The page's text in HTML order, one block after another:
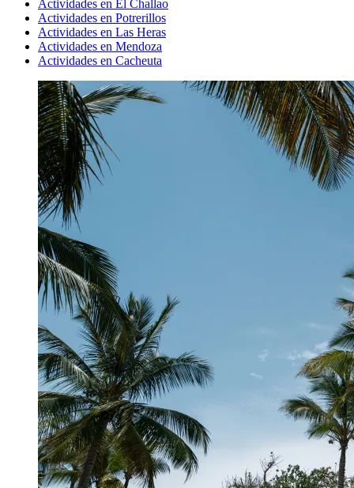
Actividades en El Challao
Actividades en Potrerillos
Actividades en Las Heras
Actividades en Mendoza
Actividades en Cacheuta